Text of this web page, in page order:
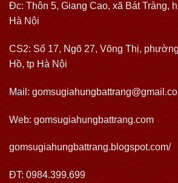
Đc: Thôn 5, Giang Cao, xã Bát Tràng,
Hà Nội
CS2: Số 17, Ngõ 27, Võng Thị,
Hồ, tp Hà Nội
Mail:
Web:gomsugiahungbattrang.com
gomsugiahungbattrang.blogspot.com/
ĐT: 0984.399.699